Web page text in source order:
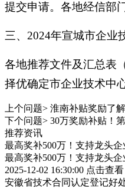
提交申请。各地经信部
三、2024年宣城市企业
各地推荐文件及汇总表
择优确定市企业技术中
上个问题> 淮南补贴奖励了
下个问题> 30万奖励补贴！
推荐资讯
最高奖补500万！支持龙头
最高奖补500万！支持龙头
2025-12-02 16:30:00 点击查看
安徽省技术合同认定登记好